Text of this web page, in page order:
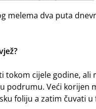
melema dva puta
tokom cijele godine,
podrumu. Veći korijen
foliju a zatim čuvati u